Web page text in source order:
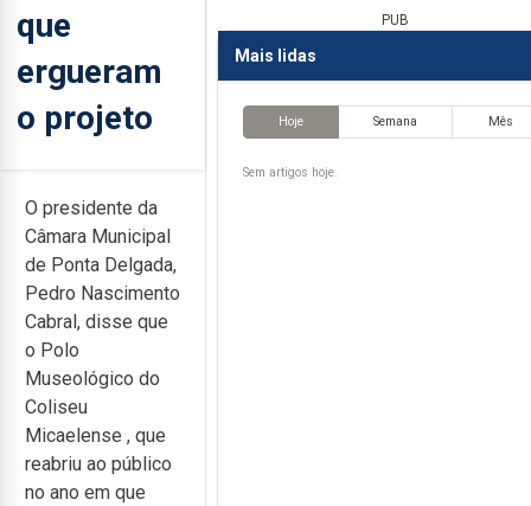
que
ergueram
o projeto
O presidente da
Câmara Municipal
de Ponta Delgada,
Pedro Nascimento
Cabral, disse que
o Polo
Museológico do
Coliseu
Micaelense , que
reabriu ao público
no ano em que
PUB
Mais lidas
Hoje Semana Mês
Sem artigos hoje.